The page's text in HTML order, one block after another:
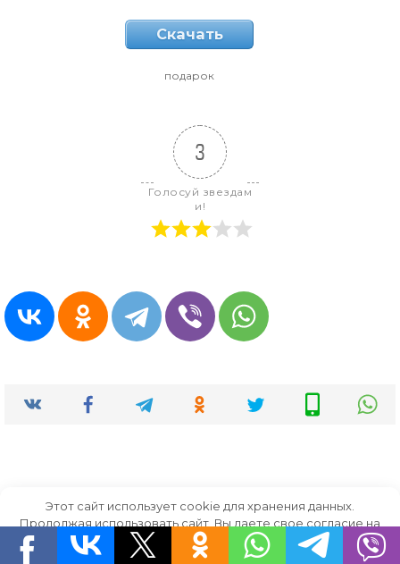
Скачать
подарок
3
Голосуй звездам
и!
Этот сайт использует cookie для хранения данных.
Продолжая использовать сайт, Вы даете свое согласие на
работу с этими файлами.